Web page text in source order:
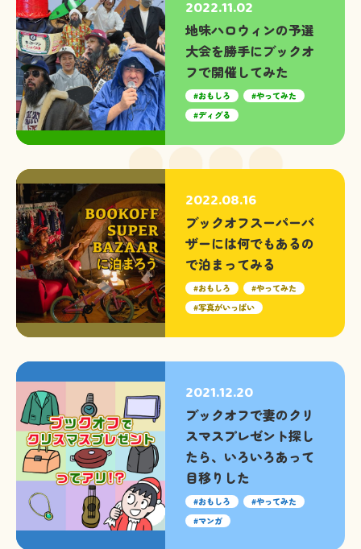
2022.11.02
地味ハロウィンの予選
大会を勝手にブックオ
フで開催してみた
おもしろ
やってみた
ディグる
2022.08.16
ブックオフスーパーバ
ザーには何でもあるの
で泊まってみる
おもしろ
やってみた
写真がいっぱい
2021.12.20
ブックオフで妻のクリ
スマスプレゼント探し
たら、いろいろあって
目移りした
おもしろ
やってみた
マンガ